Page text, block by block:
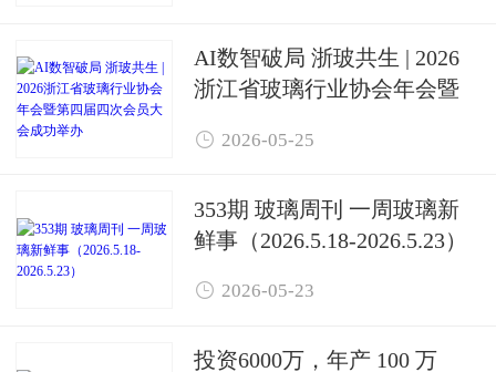
AI数智破局 浙玻共生 | 2026
浙江省玻璃行业协会年会暨
办
 2026-05-25
353期 玻璃周刊 一周玻璃新
鲜事（2026.5.18-2026.5.23）
 2026-05-23
投资6000万，年产 100 万